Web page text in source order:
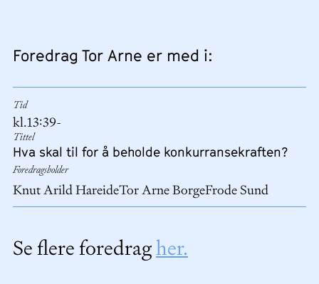
Foredrag Tor Arne er med i:
Tid
kl.13:39-
Tittel
Hva skal til for å beholde konkurransekraften?
Foredragsholder
Knut Arild HareideTor Arne BorgeFrode Sund
Se flere foredragher.